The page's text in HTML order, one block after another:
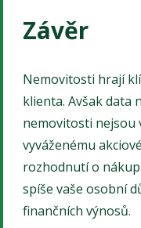
Závěr
Nemovitosti hrají
klienta. Avšak data
nemovitosti
vyváženému
rozhodnutí o
spíše vaše osobní
finančních výnosů.